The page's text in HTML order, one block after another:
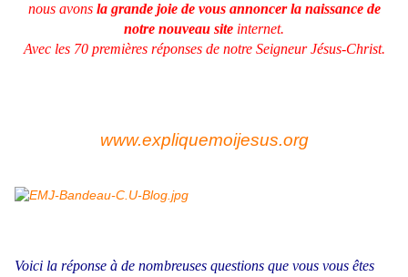
nous avons la grande joie de vous annoncer la naissance de
notre nouveau site internet.
Avec les 70 premières réponses de notre Seigneur Jésus-Christ.
www.expliquemoijesus.org
Voici la réponse à de nombreuses questions que vous vous êtes